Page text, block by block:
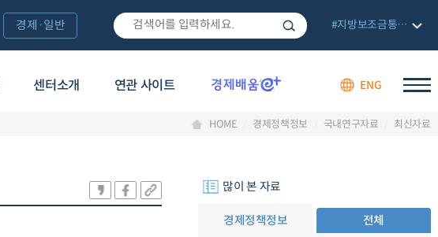
센터소개 연관 사이트 ENG
경제·일반 #지방보조금통합관리망
HOME 경제정책정보 국내연구자료 최신자료
많이 본 자료
경제정책정보 전체